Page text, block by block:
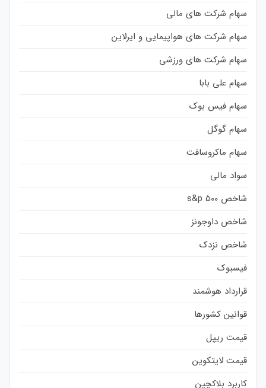
سهام شرکت های مالی
سهام شرکت های هواپیمایی و ایرلاین
سهام شرکت های ورزشی
سهام علی بابا
سهام فیس بوک
سهام گوگل
سهام ماکروسافت
سواد مالی
شاخص s&p 500
شاخص داوجونز
شاخص نزدک
فیسبوک
قرارداد هوشمند
قوانین کشورها
قیمت ریپل
قیمت لایتکوین
کاربرد بلاکچین